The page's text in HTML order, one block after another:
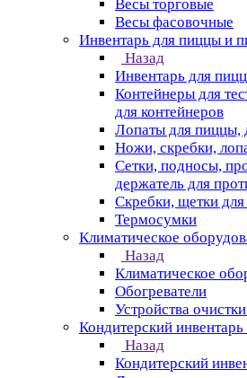
Весы торговые
Весы фасовочные
Инвентарь для пиццы и
Назад
Инвентарь для
Контейнеры для
для контейнеров
Лопаты для пиццы,
Ножи, скребки,
Сетки, подносы,
держатель для
Скребки, щетки
Термосумки
Климатическое
Назад
Климатическое
Обогреватели
Устройства
Кондитерский инвентарь
Назад
Кондитерский